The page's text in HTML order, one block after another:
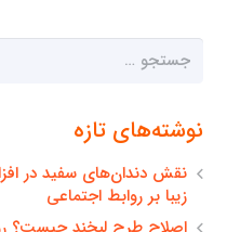
جستجو
نوشته‌های تازه
نقش دندان‌های سفید در
زیبا بر روابط اجتماعی